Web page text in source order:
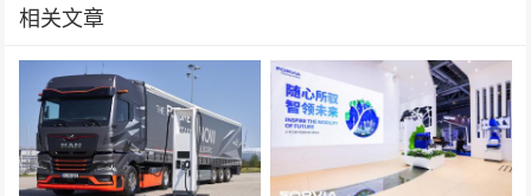
相关文章